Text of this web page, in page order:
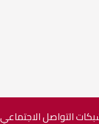
التواصل الاجتماعي